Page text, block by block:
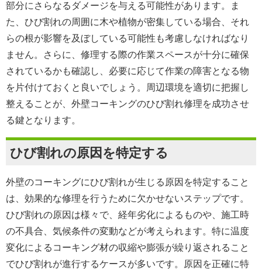
部分にさらなるダメージを与える可能性があります。ま
た、ひび割れの周囲に木や植物が密集している場合、それ
らの根が影響を及ぼしている可能性も考慮しなければなり
ません。さらに、修理する際の作業スペースが十分に確保
されているかも確認し、必要に応じて作業の障害となる物
を片付けておくと良いでしょう。周辺環境を適切に把握し
整えることが、外壁コーキングのひび割れ修理を成功させ
る鍵となります。
ひび割れの原因を特定する
外壁のコーキングにひび割れが生じる原因を特定すること
は、効果的な修理を行うために欠かせないステップです。
ひび割れの原因は様々で、経年劣化によるものや、施工時
の不具合、気候条件の変動などが考えられます。特に温度
変化によるコーキング材の収縮や膨張が繰り返されること
でひび割れが進行するケースが多いです。原因を正確に特